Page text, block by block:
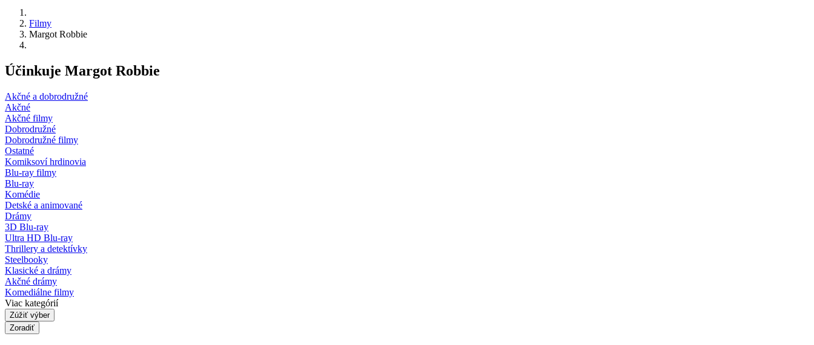
Filmy
Margot Robbie
Účinkuje Margot Robbie
Akčné a dobrodružné
Akčné
Akčné filmy
Dobrodružné
Dobrodružné filmy
Ostatné
Komiksoví hrdinovia
Blu-ray filmy
Blu-ray
Komédie
Detské a animované
Drámy
3D Blu-ray
Ultra HD Blu-ray
Thrillery a detektívky
Steelbooky
Klasické a drámy
Akčné drámy
Komediálne filmy
Viac kategórií
Zúžiť výber
Zoradiť